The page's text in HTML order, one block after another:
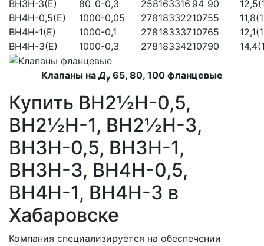
ВНЗН-З(Е) 80 0-0,3 258163316 94 90
ВН4Н-0,5(Е)
1000-0,05 27818332210755
ВН4Н-1(Е)
1000-0,1 27818333710765
ВН4Н-3(Е)
1000-0,3 27818334210790
Клапаны наДу 65, 80, 100 фланцевые
Купить ВН2½Н-0,5,
ВН2½Н-1, ВН2½Н-3,
ВН3Н-0,5, ВН3Н-1,
ВН3Н-3, ВН4Н-0,5,
ВН4Н-1, ВН4Н-3 в
Хабаровске
Компания специализируется на обеспечении